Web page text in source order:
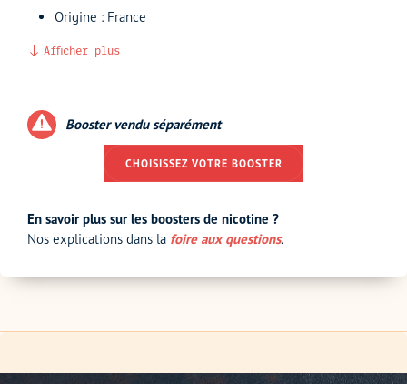
Origine : France
Afficher plus
Booster vendu séparément
CHOISISSEZ VOTRE BOOSTER
En savoir plus sur les boosters de nicotine ?
Nos explications dans la foire aux questions.